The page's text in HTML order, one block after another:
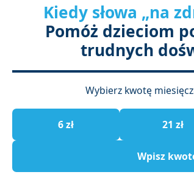
Kiedy słowa „na
Pomóż dzieciom
trudnych
Wybierz kwotę
6 zł 21 zł